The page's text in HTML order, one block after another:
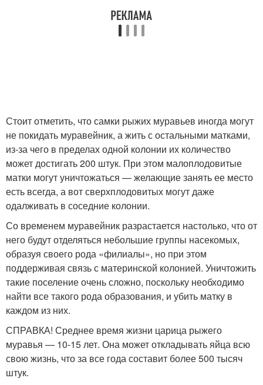
Стоит отметить, что самки рыжих муравьев иногда могут
не покидать муравейник, а жить с остальными матками,
из-за чего в пределах одной колонии их количество
может достигать 200 штук. При этом малоплодовитые
матки могут уничтожаться — желающие занять ее место
есть всегда, а вот сверхплодовитых могут даже
одалживать в соседние колонии.
Со временем муравейник разрастается настолько, что от
него будут отделяться небольшие группы насекомых,
образуя своего рода «филиалы», но при этом
поддерживая связь с материнской колонией. Уничтожить
такие поселение очень сложно, поскольку необходимо
найти все такого рода образования, и убить матку в
каждом из них.
СПРАВКА! Среднее время жизни царица рыжего
муравья — 10-15 лет. Она может откладывать яйца всю
свою жизнь, что за все года составит более 500 тысяч
штук.